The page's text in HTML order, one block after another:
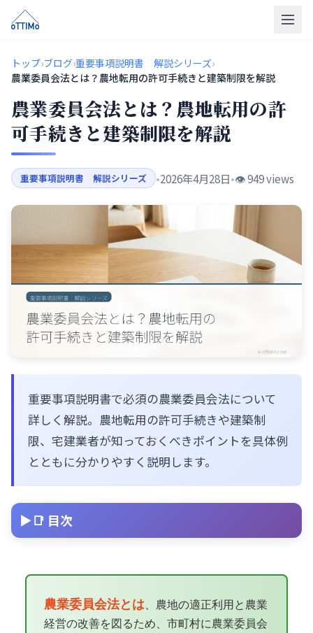
トップ
販売物件
買取
リフォーム
会社概要
LINE相談
無料相談
トップ›ブログ›重要事項説明書 解説シリーズ›
農業委員会法とは？農地転用の許可手続きと建築制限を解説
農業委員会法とは？農地転用の許
可手続きと建築制限を解説
重要事項説明書 解説シリーズ •2026年4月28日•👁️ 949 views
重要事項説明書で必須の農業委員会法について
詳しく解説。農地転用の許可手続きや建築制
限、宅建業者が知っておくべきポイントを具体例
とともに分かりやすく説明します。
📑 目次
農業委員会法とは、農地の適正利用と農業
経営の改善を図るため、市町村に農業委員会